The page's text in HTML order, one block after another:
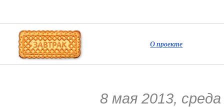
О проекте
8 мая 2013, среда